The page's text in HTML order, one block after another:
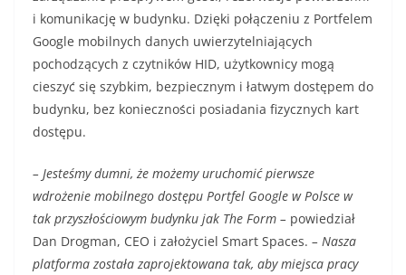
i komunikację w budynku. Dzięki połączeniu z Portfelem
Google mobilnych danych uwierzytelniających
pochodzących z czytników HID, użytkownicy mogą
cieszyć się szybkim, bezpiecznym i łatwym dostępem do
budynku, bez konieczności posiadania fizycznych kart
dostępu.
– Jesteśmy dumni, że możemy uruchomić pierwsze
wdrożenie mobilnego dostępu Portfel Google w Polsce w
tak przyszłościowym budynku jak The Form – powiedział
Dan Drogman, CEO i założyciel Smart Spaces. – Nasza
platforma została zaprojektowana tak, aby miejsca pracy